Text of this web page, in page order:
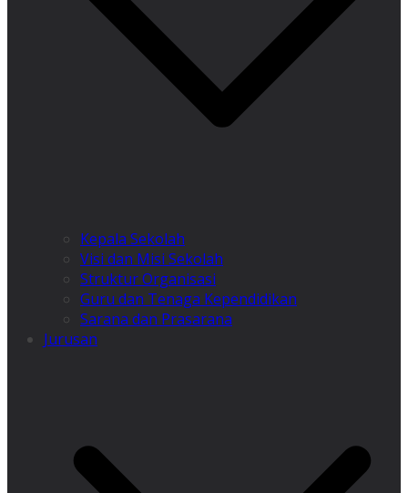
Kepala Sekolah
Visi dan Misi Sekolah
Struktur Organisasi
Guru dan Tenaga Kependidikan
Sarana dan Prasarana
Jurusan